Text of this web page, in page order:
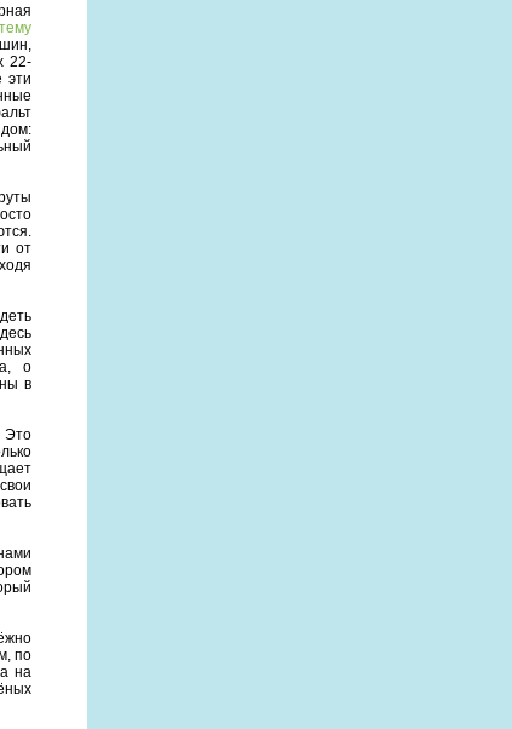
22-
эти
от
о
в
Это
по
на